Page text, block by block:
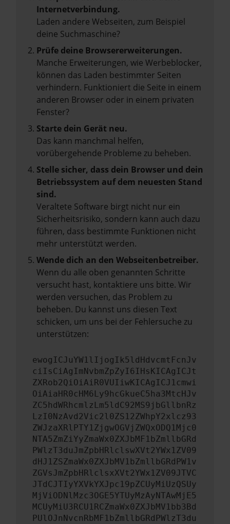
Internetverbindung.
Laden andere Webseiten, zum Beispiel
deine Suchmaschine?
Prüfe deine Browsererweiterungen.
Manche Erweiterungen, wie Werbeblocker,
können das Laden bestimmter Seiten
verhindern. Funktioniert die Seite in einem
anderen Browser oder in einem privaten
Fenster?
Starte dein Gerät neu.
Das kann manchmal helfen,
vorübergehende Probleme zu beheben.
Stelle sicher, dass dein Browser und dein
Betriebssystem auf dem neuesten Stand
sind.
Veraltete Software birgt nicht nur ein
Sicherheitsrisiko, sondern kann auch dazu
führen, dass bestimmte Funktionen nicht
mehr unterstützt werden.
Wende dich an den Webseitenbetreiber.
Wenn du alle oben genannten Schritte
versucht hast, kontaktiere uns bitte. Wir
werden versuchen, das Problem zu
beheben. Du kannst uns diesen Text
schicken, um uns bei der Fehlersuche zu
unterstützen:
ewogICJuYW1lIjogIk5ldHdvcmtFcnJv
ciIsCiAgImNvbmZpZyI6IHsKICAgICJt
ZXRob2QiOiAiR0VUIiwKICAgICJ1cmwi
OiAiaHR0cHM6Ly9hcGkueC5ha3MtcHJv
ZC5hdWRhcmlzLm5ldC92MS9jbGllbnRz
LzI0NzAvd2Vic2l0ZS12ZWhpY2xlcz93
ZWJzaXRlPTY1ZjgwOGVjZWQxODQ1Mjc0
NTA5ZmZiYyZmaWx0ZXJbMF1bZmllbGRd
PWlzT3duJmZpbHRlclswXVt2YWx1ZV09
dHJ1ZSZmaWx0ZXJbMV1bZmllbGRdPW1v
ZGVsJmZpbHRlclsxXVt2YWx1ZV09JTVC
JTdCJTIyYXVkYXJpc19pZCUyMiUzQSUy
MjViODNlMzc3OGE5YTUyMzAyNTAwMjE5
MCUyMiU3RCU1RCZmaWx0ZXJbMV1bb3Bd
PUlOJnNvcnRbMF1bZmllbGRdPWlzT3du